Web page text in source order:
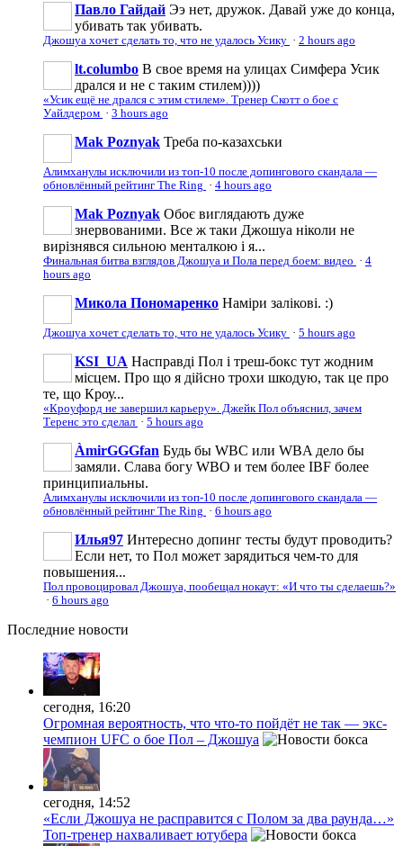
Павло Гайдай Ээ нет, дружок. Давай уже до конца,
убивать так убивать.
Джошуа хочет сделать то, что не удалось Усику · 2 hours ago
lt.columbo В свое время на улицах Симфера Усик
дрался и не с таким стилем))))
«Усик ещё не дрался с этим стилем». Тренер Скотт о бое с
Уайлдером · 3 hours ago
Mak Poznyak Треба по-казахськи
Алимханулы исключили из топ-10 после допингового скандала —
обновлённый рейтинг The Ring · 4 hours ago
Mak Poznyak Обоє виглядають дуже
знервованими. Все ж таки Джошуа ніколи не
вирізнявся сильною менталкою і я...
Финальная битва взглядов Джошуа и Пола перед боем: видео · 4
hours ago
Микола Пономаренко Наміри залікові. :)
Джошуа хочет сделать то, что не удалось Усику · 5 hours ago
KSI_UA Насправді Пол і треш-бокс тут жодним
місцем. Про що я дійсно трохи шкодую, так це про
те, що Кроу...
«Кроуфорд не завершил карьеру». Джейк Пол объяснил, зачем
Теренс это сделал · 5 hours ago
ÀmirGGGfan Будь бы WBC или WBA дело бы
замяли. Слава богу WBO и тем более IBF более
принципиальны.
Алимханулы исключили из топ-10 после допингового скандала —
обновлённый рейтинг The Ring · 6 hours ago
Илья97 Интересно допинг тесты будут проводить?
Если нет, то Пол может зарядиться чем-то для
повышения...
Пол провоцировал Джошуа, пообещал нокаут: «И что ты сделаешь?»
· 6 hours ago
Последние новости
сегодня, 16:20
Огромная вероятность, что что-то пойдёт не так — экс-
чемпион UFC о бое Пол – Джошуа
сегодня, 14:52
«Если Джошуа не расправится с Полом за два раунда…»
Топ-тренер нахваливает ютубера